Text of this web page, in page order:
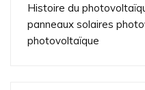
Histoire du
panneaux solaires
photovoltaïque